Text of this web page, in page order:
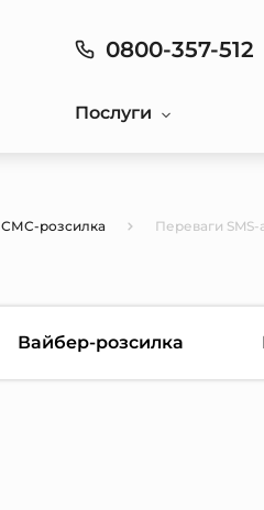
0800-357-512
Послуги
СМС-розсилка Переваги
Вайбер-розсилка